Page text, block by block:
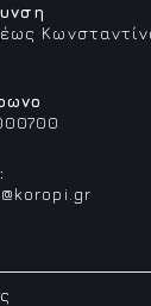
Opens